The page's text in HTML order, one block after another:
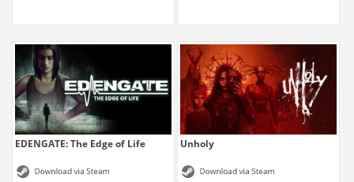
EDENGATE: The Edge of Life Unholy